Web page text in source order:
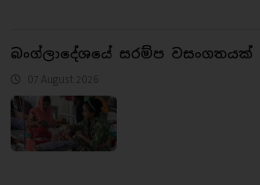
බංග්ලාදේශයේ සරම්ප වසංගතයක්
07 August 2026